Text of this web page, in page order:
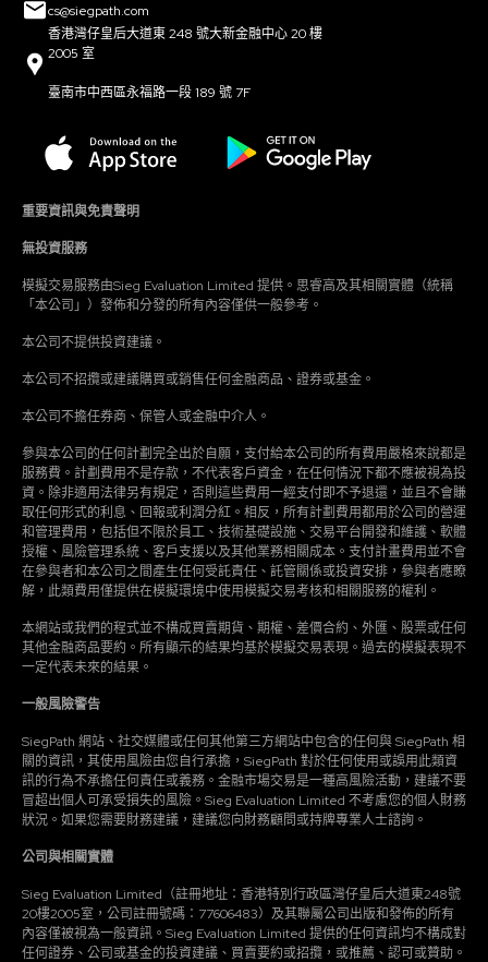
cs@siegpath.com
香港灣仔皇后大道東 248 號大新金融中心 20 樓
2005 室
臺南市中西區永福路一段 189 號 7F
重要資訊與免責聲明
無投資服務
模擬交易服務由Sieg Evaluation Limited 提供。思睿高及其相關實體（統稱
「本公司」）發佈和分發的所有內容僅供一般參考。
本公司不提供投資建議。
本公司不招攬或建議購買或銷售任何金融商品、證券或基金。
本公司不擔任券商、保管人或金融中介人。
參與本公司的任何計劃完全出於自願，支付給本公司的所有費用嚴格來說都是
服務費。計劃費用不是存款，不代表客戶資金，在任何情況下都不應被視為投
資。除非適用法律另有規定，否則這些費用一經支付即不予退還，並且不會賺
取任何形式的利息、回報或利潤分紅。相反，所有計劃費用都用於公司的營運
和管理費用，包括但不限於員工、技術基礎設施、交易平台開發和維護、軟體
授權、風險管理系統、客戶支援以及其他業務相關成本。支付計畫費用並不會
在參與者和本公司之間產生任何受託責任、託管關係或投資安排，參與者應瞭
解，此類費用僅提供在模擬環境中使用模擬交易考核和相關服務的權利。
本網站或我們的程式並不構成買賣期貨、期權、差價合約、外匯、股票或任何
其他金融商品要約。所有顯示的結果均基於模擬交易表現。過去的模擬表現不
一定代表未來的結果。
一般風險警告
SiegPath 網站、社交媒體或任何其他第三方網站中包含的任何與 SiegPath 相
關的資訊，其使用風險由您自行承擔，SiegPath 對於任何使用或誤用此類資
訊的行為不承擔任何責任或義務。金融市場交易是一種高風險活動，建議不要
冒超出個人可承受損失的風險。Sieg Evaluation Limited 不考慮您的個人財務
狀況。如果您需要財務建議，建議您向財務顧問或持牌專業人士諮詢。
公司與相關實體
Sieg Evaluation Limited（註冊地址：香港特別行政區灣仔皇后大道東248號
20樓2005室，公司註冊號碼：77606483）及其聯屬公司出版和發佈的所有
內容僅被視為一般資訊。Sieg Evaluation Limited 提供的任何資訊均不構成對
任何證券、公司或基金的投資建議、買賣要約或招攬，或推薦、認可或贊助。